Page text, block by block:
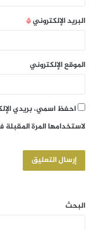
البريد الإلكتروني*
الموقع الإلكتروني
احفظ اسمي، بريدي
لاستخدامها المرة
البحث